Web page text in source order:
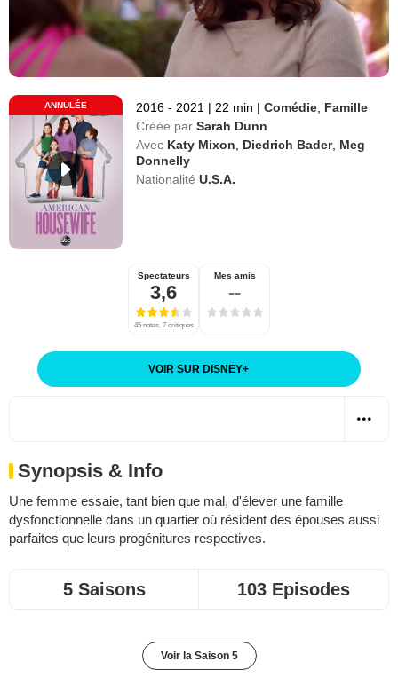
ANNULÉE 2016 - 2021 | 22 min | Comédie Famille
Créée par Sarah Dunn
Avec Katy Mixon Diedrich Bader, Meg
Donnelly
Nationalité U.S.A.
Spectateurs
3,6
45 notes, 7 critiques
Mes amis
--
VOIR SUR DISNEY+
Synopsis & Info
Une femme essaie, tant bien que mal, d'élever une famille
dysfonctionnelle dans un quartier où résident des épouses aussi
parfaites que leurs progénitures respectives.
5 Saisons 103 Episodes
Voir la Saison 5